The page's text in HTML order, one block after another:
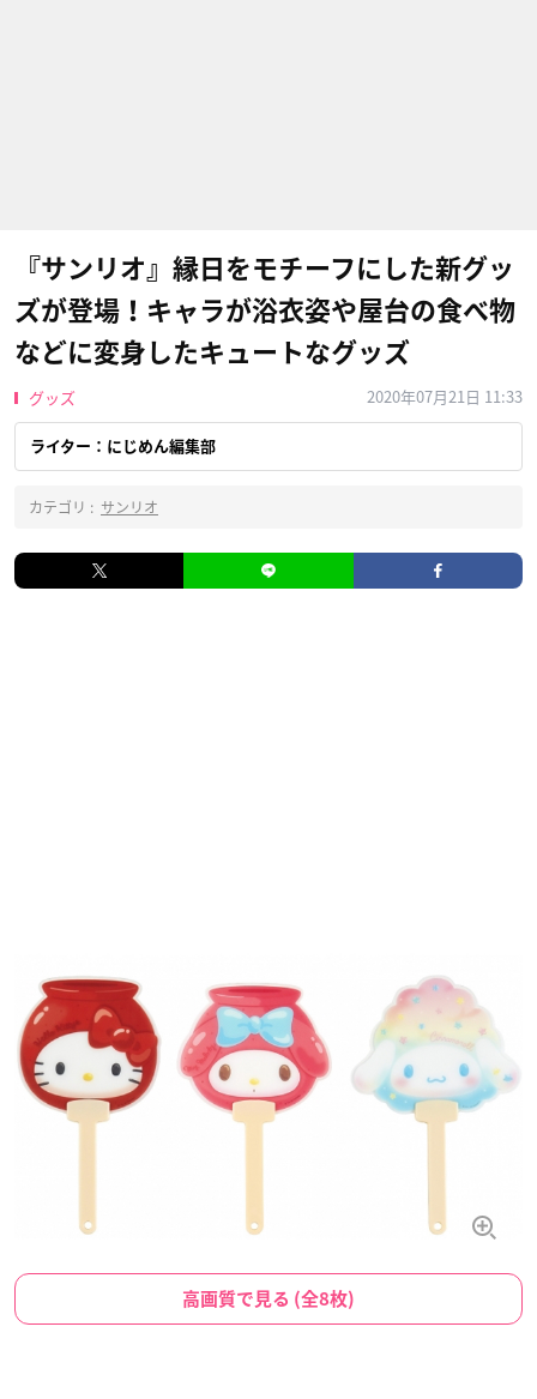
『サンリオ』縁日をモチーフにした新グッ
ズが登場！キャラが浴衣姿や屋台の食べ物
などに変身したキュートなグッズ
グッズ 2020年07月21日 11:33
ライター：にじめん編集部
カテゴリ : サンリオ
高画質で見る (全8枚)